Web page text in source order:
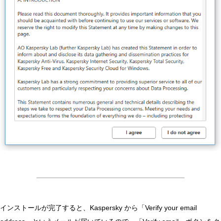
インストールが完了すると、Kaspersky から「Verify your email